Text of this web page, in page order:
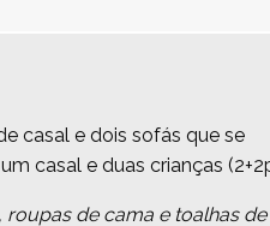
casal e dois sofás que se
casal e duas crianças
de cama e toalhas de